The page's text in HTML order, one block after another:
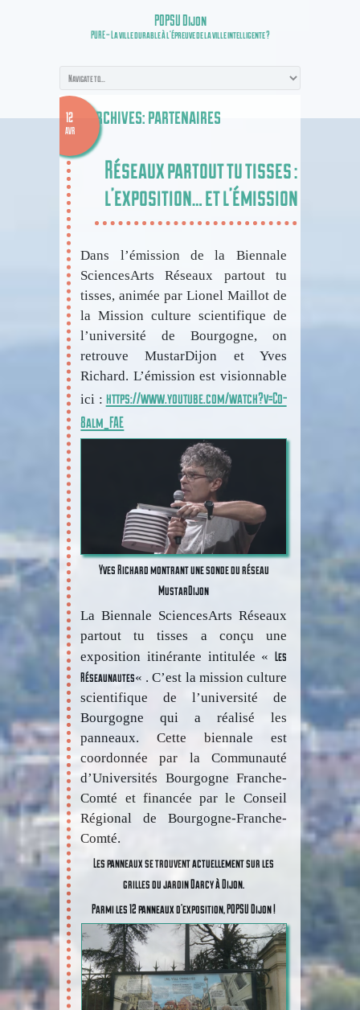
POPSU Dijon
PURE – La ville durable à l’épreuve de la ville intelligente ?
Tag Archives:partenaires
12
AVR
Réseaux partout tu tisses :
l’exposition… et l’émission !
Dans l’émission de la Biennale
SciencesArts Réseaux partout tu
tisses, animée par Lionel Maillot de
la Mission culture scientifique de
l’université de Bourgogne, on
retrouve MustarDijon et Yves
Richard. L’émission est visionnable
ici : https://www.youtube.com/watch?v=Co-
8alm_FAE
Yves Richard montrant une sonde du réseau
MustarDijon
La Biennale SciencesArts Réseaux
partout tu tisses a conçu une
exposition itinérante intitulée « Les
Réseaunautes« . C’est la mission culture
scientifique de l’université de
Bourgogne qui a réalisé les
panneaux. Cette biennale est
coordonnée par la Communauté
d’Universités Bourgogne Franche-
Comté et financée par le Conseil
Régional de Bourgogne-Franche-
Comté.
Les panneaux se trouvent actuellement sur les
grilles du jardin Darcy à Dijon.
Parmi les 12 panneaux d’exposition, POPSU Dijon !